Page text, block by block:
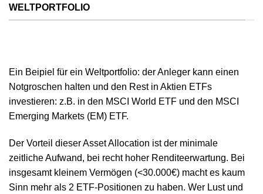
WELTPORTFOLIO
Ein Beipiel für ein Weltportfolio: der Anleger kann einen
Notgroschen halten und den Rest in Aktien ETFs
investieren: z.B. in den MSCI World ETF und den MSCI
Emerging Markets (EM) ETF.
Der Vorteil dieser Asset Allocation ist der minimale
zeitliche Aufwand, bei recht hoher Renditeerwartung. Bei
insgesamt kleinem Vermögen (<30.000€) macht es kaum
Sinn mehr als 2 ETF-Positionen zu haben. Wer Lust und